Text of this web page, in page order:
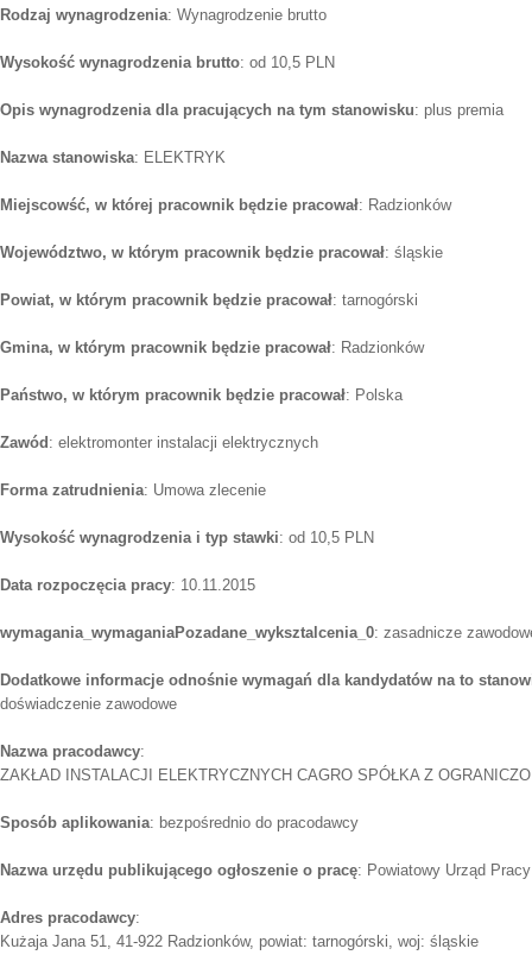
Rodzaj wynagrodzenia: Wynagrodzenie brutto
Wysokość wynagrodzenia brutto: od 10,5 PLN
Opis wynagrodzenia dla pracujących na tym stanowisku: plus premia
Nazwa stanowiska: ELEKTRYK
Miejscowść, w której pracownik będzie pracował: Radzionków
Województwo, w którym pracownik będzie pracował: śląskie
Powiat, w którym pracownik będzie pracował: tarnogórski
Gmina, w którym pracownik będzie pracował: Radzionków
Państwo, w którym pracownik będzie pracował: Polska
Zawód: elektromonter instalacji elektrycznych
Forma zatrudnienia: Umowa zlecenie
Wysokość wynagrodzenia i typ stawki: od 10,5 PLN
Data rozpoczęcia pracy: 10.11.2015
wymagania_wymaganiaPozadane_wyksztalcenia_0: zasadnicze
Dodatkowe informacje odnośnie wymagań dla kandydatów na to
doświadczenie zawodowe
Nazwa pracodawcy:
ZAKŁAD INSTALACJI ELEKTRYCZNYCH CAGRO SPÓŁKA Z
Sposób aplikowania: bezpośrednio do pracodawcy
Nazwa urzędu publikującego ogłoszenie o pracę: Powiatowy Urząd
Adres pracodawcy:
Kużaja Jana 51, 41-922 Radzionków, powiat: tarnogórski, woj: śląskie